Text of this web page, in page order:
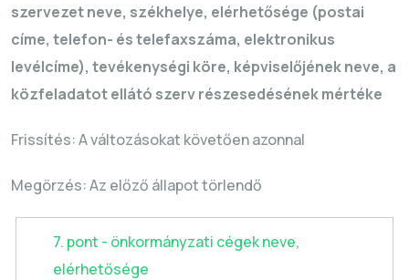
szervezet neve, székhelye, elérhetősége (postai
címe, telefon- és telefaxszáma, elektronikus
levélcíme), tevékenységi köre, képviselőjének neve, a
közfeladatot ellátó szerv részesedésének mértéke
Frissítés: A változásokat követően azonnal
Megörzés: Az előző állapot törlendő
7. pont - önkormányzati cégek neve,
elérhetősége